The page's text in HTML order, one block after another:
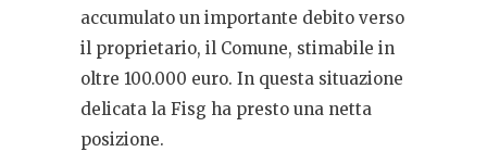
accumulato un importante debito verso
il proprietario, il Comune, stimabile in
oltre 100.000 euro. In questa situazione
delicata la Fisg ha presto una netta
posizione.